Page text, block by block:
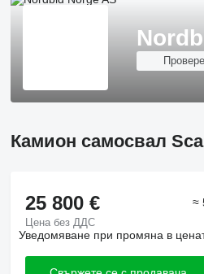
Камион самосвал
25 800 €
Цена без ДДС
≈
Уведомяване при промяна в